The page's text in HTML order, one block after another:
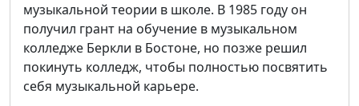
музыкальной теории в школе. В 1985 году он
получил грант на обучение в музыкальном
колледже Беркли в Бостоне, но позже решил
покинуть колледж, чтобы полностью посвятить
себя музыкальной карьере.